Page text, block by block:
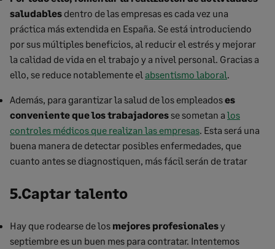
saludables dentro de las empresas es cada vez una
práctica más extendida en España. Se está introduciendo
por sus múltiples beneficios, al reducir el estrés y mejorar
la calidad de vida en el trabajo y a nivel personal. Gracias a
ello, se reduce notablemente el absentismo laboral
Además, para garantizar la salud de los empleadoses
conveniente que los trabajadores se sometan a los
controles médicos que realizan las empresas . Esta será una
buena manera de detectar posibles enfermedades, que
cuanto antes se diagnostiquen, más fácil serán de tratar
5.Captar talento
Hay que rodearse de los mejores profesionalesy
septiembre es un buen mes para contratar. Intentemos